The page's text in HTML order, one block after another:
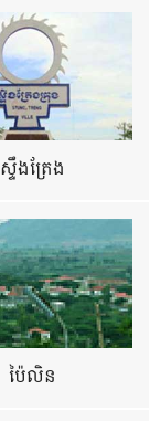
ស្ទឹងត្រែង
ប៉ៃលិន